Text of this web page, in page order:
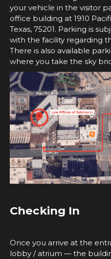
your vehicle in the visitor
office building at 1910
Texas, 75201. Parking is
with the facility regarding
There is also available
where you take the sky
Checking In
Once you arrive at the
lobby / atrium — the